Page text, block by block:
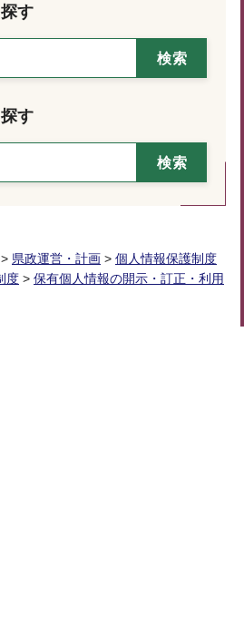
す
す
> 県政運営・計画 > 個人情報保護制度
度 > 保有個人情報の開示・訂正・利用